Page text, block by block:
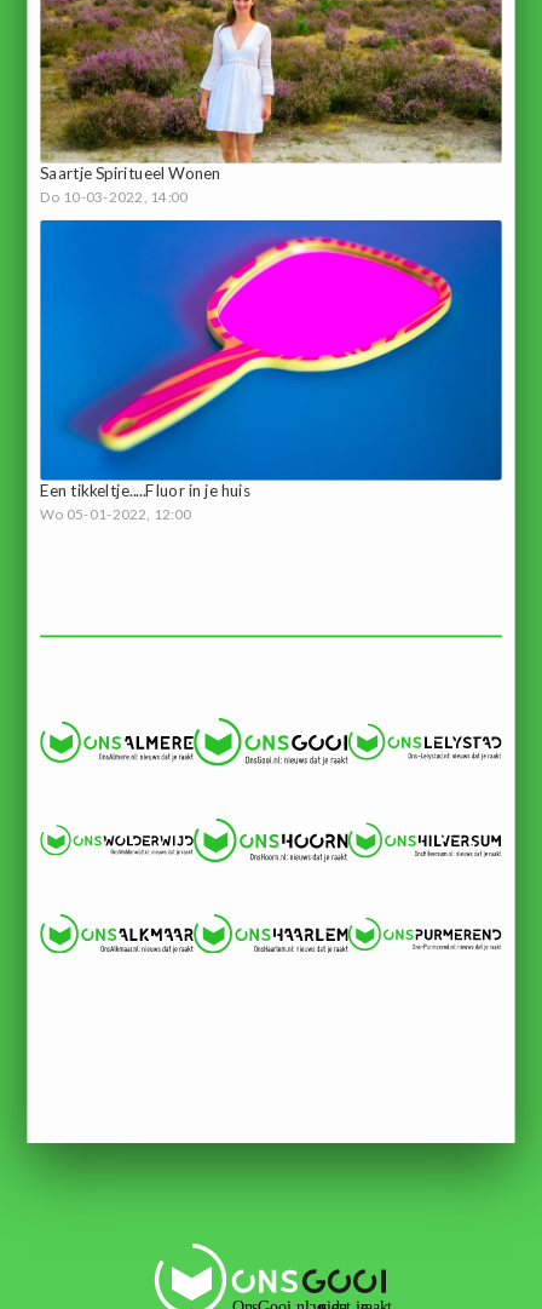
Saartje Spiritueel Wonen
Do 10-03-2022, 14:00
Een tikkeltje.....Fluor in je huis
Wo 05-01-2022, 12:00